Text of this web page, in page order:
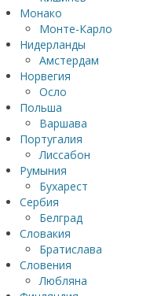
Монако
Монте-Карло
Нидерланды
Амстердам
Норвегия
Осло
Польша
Варшава
Португалия
Лиссабон
Румыния
Бухарест
Сербия
Белград
Словакия
Братислава
Словения
Любляна